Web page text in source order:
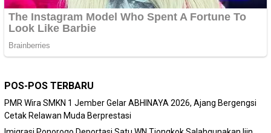
POS-POS TERBARU
PMR Wira SMKN 1 Jember Gelar ABHINAYA 2026, Ajang Bergengsi
Cetak Relawan Muda Berprestasi